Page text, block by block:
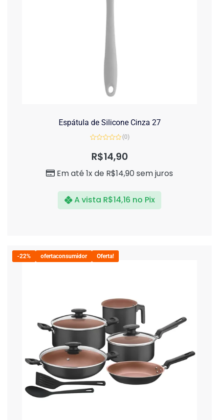
Espátula de Silicone Cinza 27
de
(0)
R$14,90
Em até 1x de R$14,90sem juros
A vista R$14,16 no Pix
-22% ofertaconsumidor Oferta!